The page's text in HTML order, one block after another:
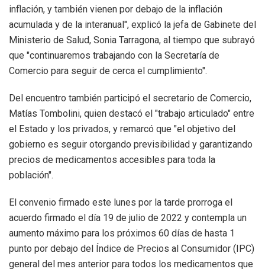
inflación, y también vienen por debajo de la inflación
acumulada y de la interanual", explicó la jefa de Gabinete del
Ministerio de Salud, Sonia Tarragona, al tiempo que subrayó
que "continuaremos trabajando con la Secretaría de
Comercio para seguir de cerca el cumplimiento".
Del encuentro también participó el secretario de Comercio,
Matías Tombolini, quien destacó el "trabajo articulado" entre
el Estado y los privados, y remarcó que "el objetivo del
gobierno es seguir otorgando previsibilidad y garantizando
precios de medicamentos accesibles para toda la
población".
El convenio firmado este lunes por la tarde prorroga el
acuerdo firmado el día 19 de julio de 2022 y contempla un
aumento máximo para los próximos 60 días de hasta 1
punto por debajo del Índice de Precios al Consumidor (IPC)
general del mes anterior para todos los medicamentos que